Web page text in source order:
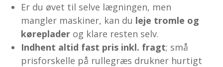
Er du øvet til selve lægningen, men
mangler maskiner, kan du leje tromle og
køreplader og klare resten selv.
Indhent altid fast pris inkl. fragt; små
prisforskelle på rullegræs drukner hurtigt